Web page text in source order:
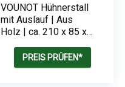
VOUNOT Hühnerstall
mit Auslauf | Aus
Holz | ca. 210 x 85 x
PREIS PRÜFEN*